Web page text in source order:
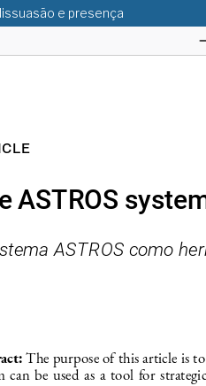
e presença